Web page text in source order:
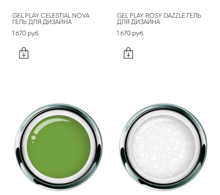
GEL PLAY CELESTIAL NOVA
ГЕЛЬ ДЛЯ ДИЗАЙНА
1 670 pуб.
GEL PLAY ROSY DAZZLE ГЕЛЬ
ДЛЯ ДИЗАЙНА
1 670 pуб.